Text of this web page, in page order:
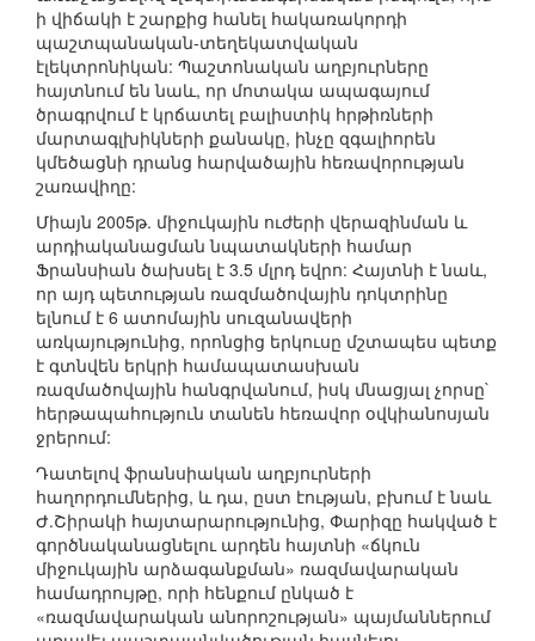
ի վիճակի է շարքից հանել հակառակորդի
պաշտպանական-տեղեկատվական
էլեկտրոնիկան: Պաշտոնական աղբյուրները
հայտնում են նաև, որ մոտակա ապագայում
ծրագրվում է կրճատել բալիստիկ հրթիռների
մարտագլխիկների քանակը, ինչը զգալիորեն
կմեծացնի դրանց հարվածային հեռավորության
շառավիղը:
Միայն 2005թ. միջուկային ուժերի վերազինման և
արդիականացման նպատակների համար
Ֆրանսիան ծախսել է 3.5 մլրդ եվրո: Հայտնի է նաև,
որ այդ պետության ռազմածովային դոկտրինը
ելնում է 6 ատոմային սուզանավերի
առկայությունից, որոնցից երկուսը մշտապես պետք
է գտնվեն երկրի համապատասխան
ռազմածովային հանգրվանում, իսկ մնացյալ չորսը`
հերթապահություն տանեն հեռավոր օվկիանոսյան
ջրերում:
Դատելով ֆրանսիական աղբյուրների
հաղորդումներից, և դա, ըստ էության, բխում է նաև
Ժ.Շիրակի հայտարարությունից, Փարիզը հակված է
գործնականացնելու արդեն հայտնի «ճկուն
միջուկային արձագանքման» ռազմավարական
համադրույթը, որի հենքում ընկած է
«ռազմավարական անորոշության» պայմաններում